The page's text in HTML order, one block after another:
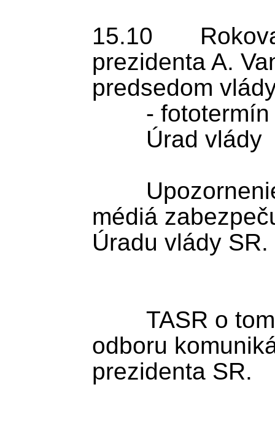
15.10 	Rokovanie rakúskeho
prezidenta A.
predsedom
médiá
Úradu vlády SR.
odboru
prezidenta SR.